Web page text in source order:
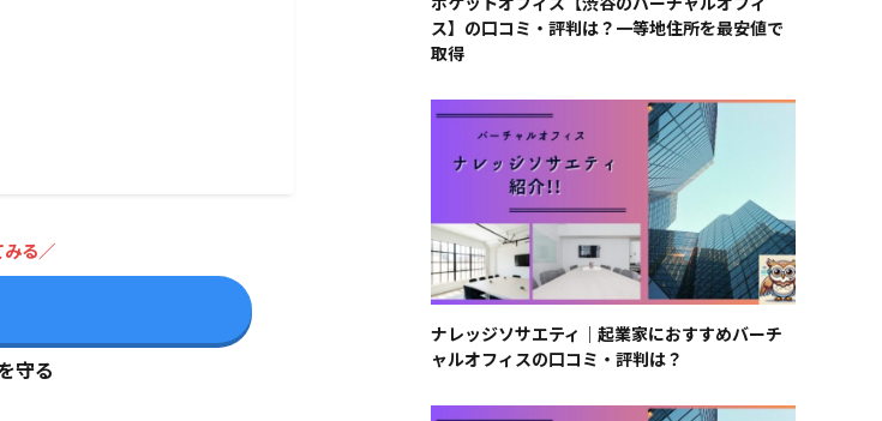
る／
守る
ス】の口コミ・評判は？一等地住所を最安値で
取得
ナレッジソサエティ｜起業家におすすめバーチ
ャルオフィスの口コミ・評判は？